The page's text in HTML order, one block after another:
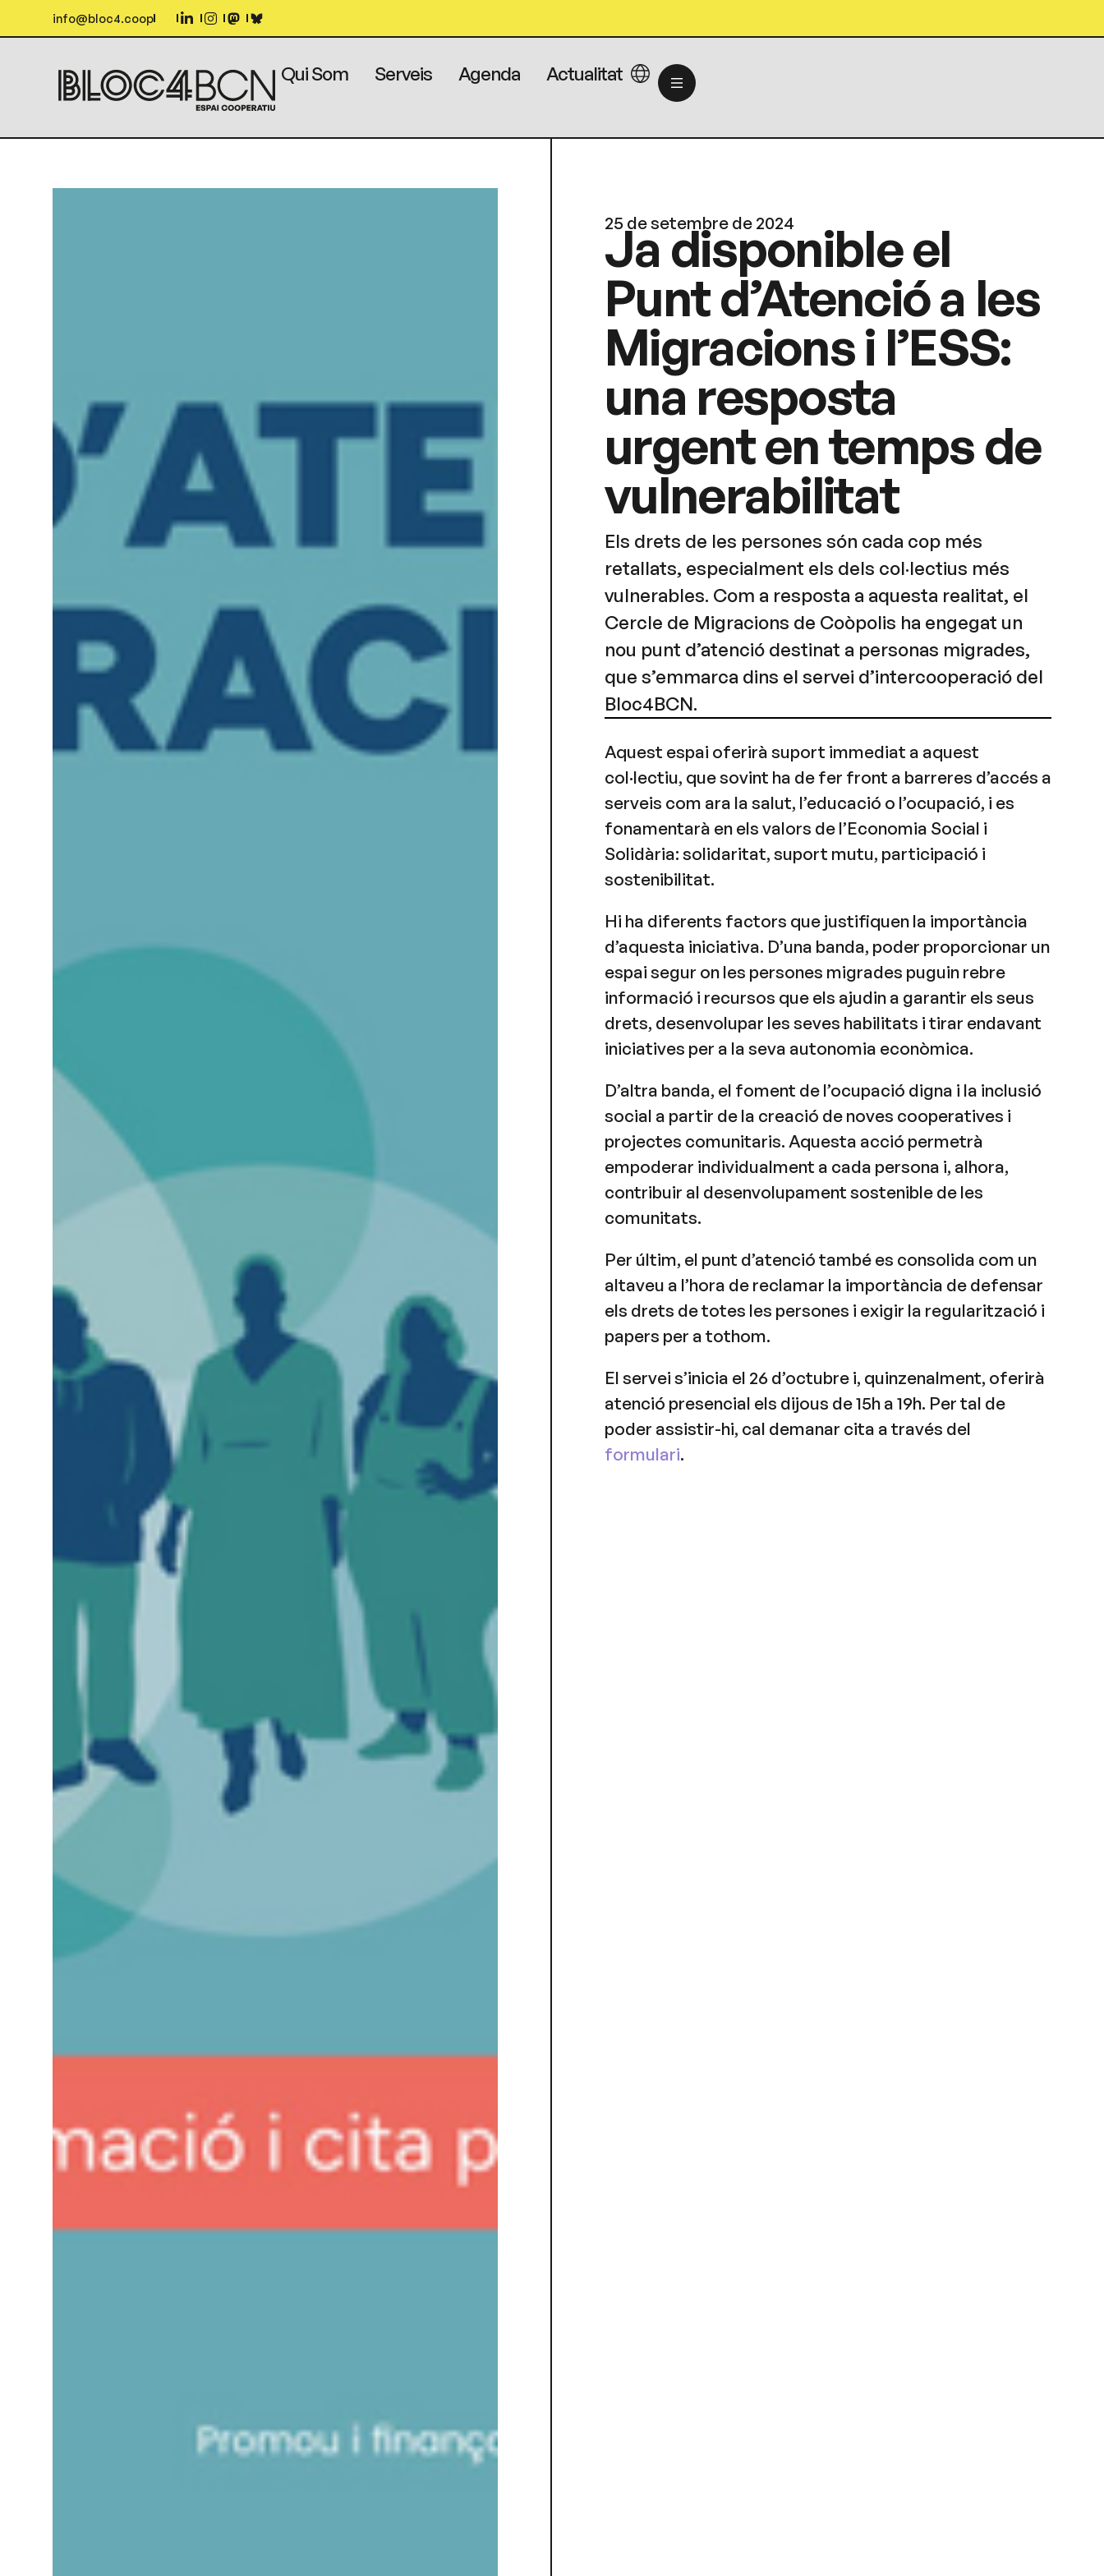
info@bloc4.coop
Qui Som Serveis Agenda Actualitat
25 de setembre de 2024
Ja disponible el
Punt d’Atenció a les
Migracions i l’ESS:
una resposta
urgent en temps de
vulnerabilitat
Els drets de les persones són cada cop més
retallats, especialment els dels col·lectius més
vulnerables. Com a resposta a aquesta realitat, el
Cercle de Migracions de Coòpolis ha engegat un
nou punt d’atenció destinat a personas migrades,
que s’emmarca dins el servei d’intercooperació del
Bloc4BCN.
Aquest espai oferirà suport immediat a aquest
col·lectiu, que sovint ha de fer front a barreres d’accés a
serveis com ara la salut, l’educació o l’ocupació, i es
fonamentarà en els valors de l’Economia Social i
Solidària: solidaritat, suport mutu, participació i
sostenibilitat.
Hi ha diferents factors que justifiquen la importància
d’aquesta iniciativa. D’una banda, poder proporcionar un
espai segur on les persones migrades puguin rebre
informació i recursos que els ajudin a garantir els seus
drets, desenvolupar les seves habilitats i tirar endavant
iniciatives per a la seva autonomia econòmica.
D’altra banda, el foment de l’ocupació digna i la inclusió
social a partir de la creació de noves cooperatives i
projectes comunitaris. Aquesta acció permetrà
empoderar individualment a cada persona i, alhora,
contribuir al desenvolupament sostenible de les
comunitats.
Per últim, el punt d’atenció també es consolida com un
altaveu a l’hora de reclamar la importància de defensar
els drets de totes les persones i exigir la regularització i
papers per a tothom.
El servei s’inicia el 26 d’octubre i, quinzenalment, oferirà
atenció presencial els dijous de 15h a 19h. Per tal de
poder assistir-hi, cal demanar cita a través del
formulari.